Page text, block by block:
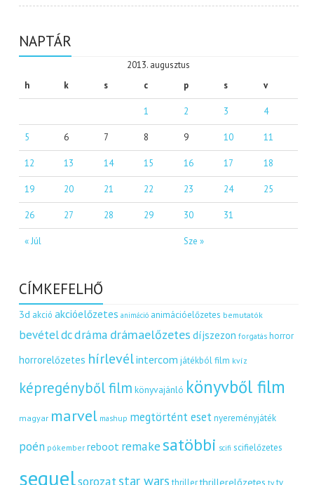
NAPTÁR
2013. augusztus
h
k s c p s v
« Júl Sze »
1 2 3 4
5 6 7 8 9 10 11
12 13 14 15 16 17 18
19 20 21 22 23 24 25
26 27 28 29 30 31
CÍMKEFELHŐ
3d akció akcióelőzetes animáció animációelőzetes bemutatók
bevételdcdráma drámaelőzetes díjszezon forgatás horror
horrorelőzetes hírlevélintercom játékból film kvíz
képregényből film könyvajánló könyvből film
magyar marvel mashup megtörtént eset nyereményjáték
poén pókember reboot remakesatöbbi scifi scifielőzetes
sequelsorozat star wars thrillerelőzetes tv